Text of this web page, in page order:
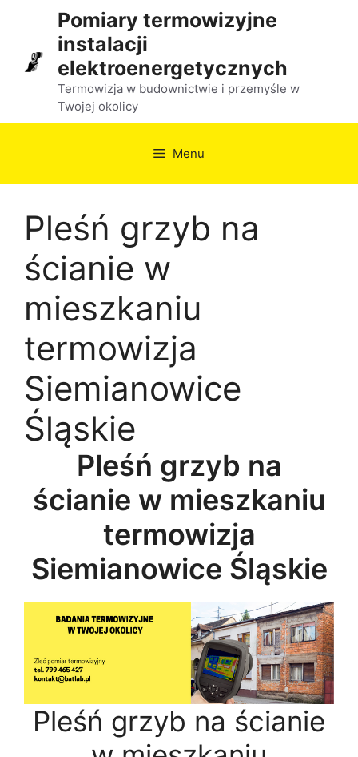
treści
Pomiary termowizyjne
instalacji
elektroenergetycznych
Termowizja w budownictwie i przemyśle w
Twojej okolicy
Menu
Pleśń grzyb na
ścianie w
mieszkaniu
termowizja
Siemianowice
Śląskie
Pleśń grzyb na
ścianie w mieszkaniu
termowizja
Siemianowice Śląskie
Pleśń grzyb na ścianie